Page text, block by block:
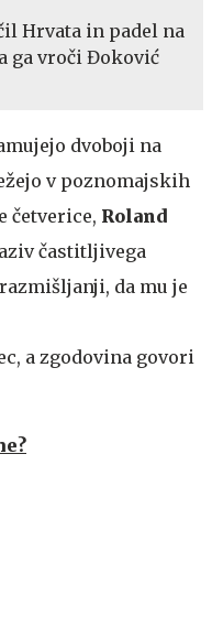
Hrvata in padel na
ga vroči Đoković
dvoboji na
v poznomajskih
četverice, Roland
častitljivega
da mu je
a zgodovina govori